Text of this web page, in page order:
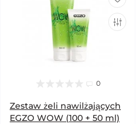
0
Zestaw żeli nawilżających
EGZO WOW (100 + 50 ml)